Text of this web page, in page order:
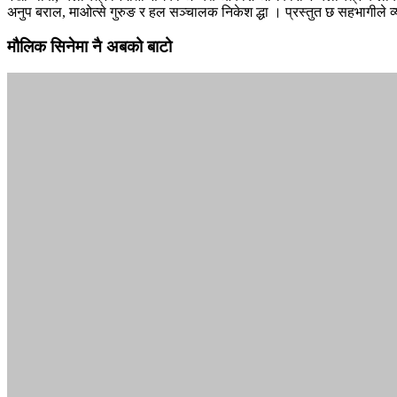
अनुप बराल, माओत्से गुरुङ र हल सञ्चालक निकेश द्धा । प्रस्तुत छ सहभागीले
मौलिक सिनेमा नै अबको बाटो